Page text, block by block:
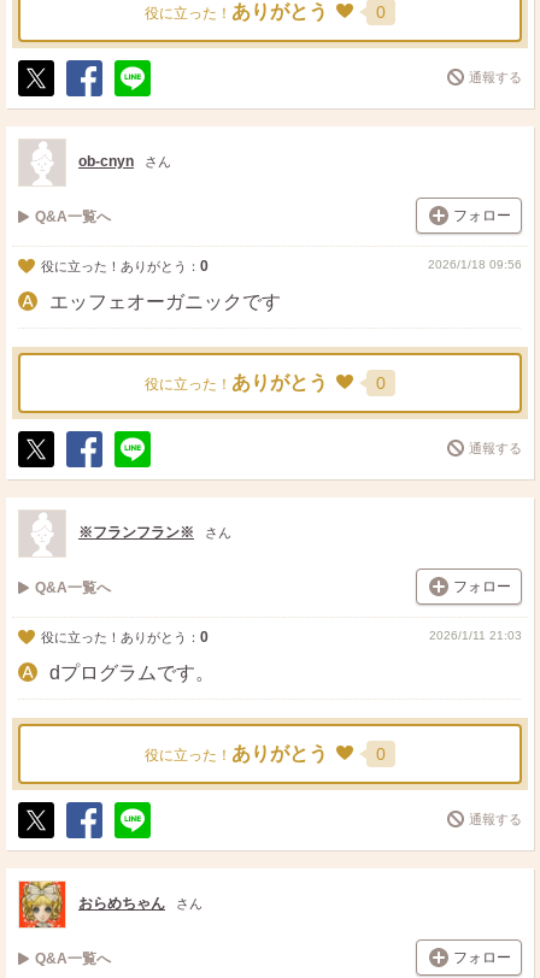
役に立った！ ありがとう 0
ポ
ス
ト
シ
ェ
送
る
通報する
ob-cnyn さん
Q&A一覧へ フォロー
役に立った！ありがとう： 0 2026/1/18 09:56
エッフェオーガニックです
役に立った！ ありがとう 0
ポ
ス
ト
シ
ェ
送
る
通報する
※フランフラン※ さん
Q&A一覧へ フォロー
役に立った！ありがとう： 0 2026/1/11 21:03
dプログラムです。
役に立った！ ありがとう 0
ポ
ス
ト
シ
ェ
送
る
通報する
おらめちゃん さん
Q&A一覧へ フォロー